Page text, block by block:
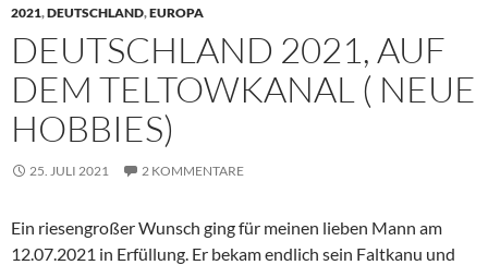
2021,DEUTSCHLAND,EUROPA
DEUTSCHLAND 2021, AUF
DEM TELTOWKANAL ( NEUE
HOBBIES)
25. JULI 2021 2 KOMMENTARE
Ein riesengroßer Wunsch ging für meinen lieben Mann am
12.07.2021 in Erfüllung. Er bekam endlich sein Faltkanu und